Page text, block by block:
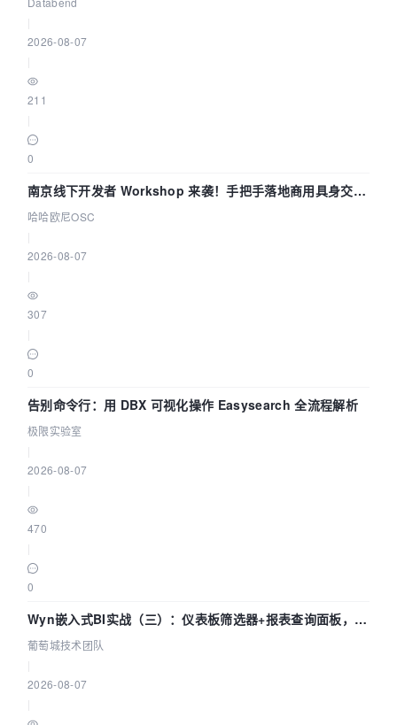
2026-08-07
211
0
南京线下开发者 Workshop 来袭！手把手落地商用具身交互
智能 Agent 应用
哈哈欧尼OSC
2026-08-07
307
0
告别命令行：用 DBX 可视化操作 Easysearch 全流程解析
极限实验室
2026-08-07
470
0
Wyn嵌入式BI实战（三）：仪表板筛选器+报表查询面板，参
数联动全闭环
葡萄城技术团队
2026-08-07